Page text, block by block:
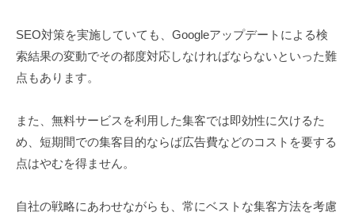
SEO対策を実施していても、Googleアップデートによる検
索結果の変動でその都度対応しなければならないといった難
点もあります。
また、無料サービスを利用した集客では即効性に欠けるた
め、短期間での集客目的ならば広告費などのコストを要する
点はやむを得ません。
自社の戦略にあわせながらも、常にベストな集客方法を考慮